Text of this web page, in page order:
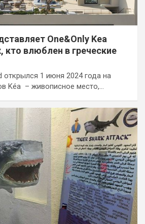
One&Only Kea
кто влюблен в греческие
открылся 1 июня 2024 года на
Kéa – живописное место,…